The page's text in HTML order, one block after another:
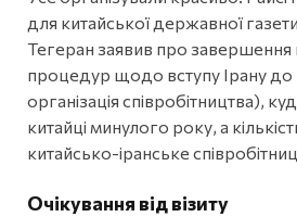
для китайської державної
Тегеран заявив про завершення
процедур щодо вступу Ірану
організація співробітництва),
китайці минулого року, а
китайсько-іранське
Очікування від візиту